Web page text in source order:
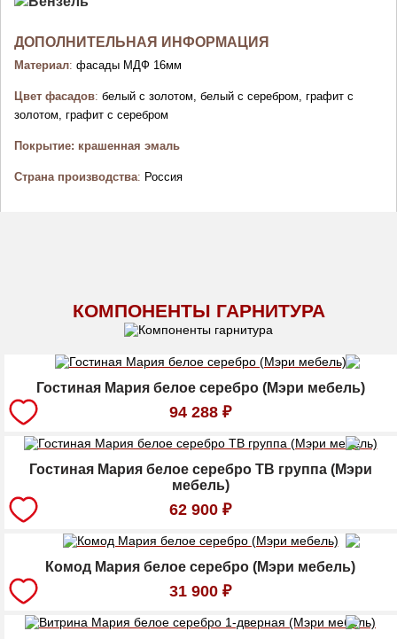
ДОПОЛНИТЕЛЬНАЯ ИНФОРМАЦИЯ
Материал: фасады МДФ 16мм
Цвет фасадов: белый с золотом, белый с серебром, графит с
золотом, графит с серебром
Покрытие: крашенная эмаль
Страна производства: Россия
КОМПОНЕНТЫ ГАРНИТУРА
Гостиная Мария белое серебро (Мэри мебель)
94 288 ₽
Гостиная Мария белое серебро ТВ группа (Мэри
мебель)
62 900 ₽
Комод Мария белое серебро (Мэри мебель)
31 900 ₽